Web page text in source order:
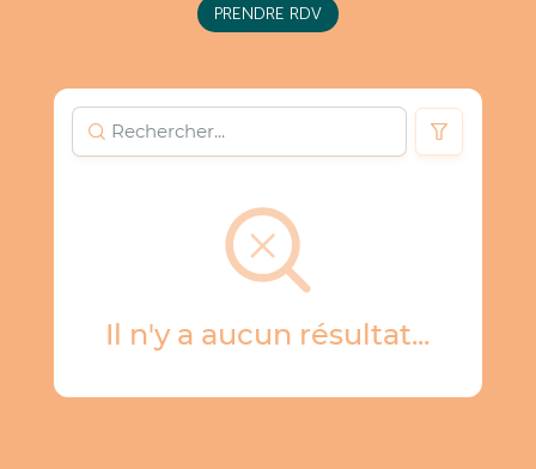
PRENDRE RDV
Il n'y a aucun résultat...